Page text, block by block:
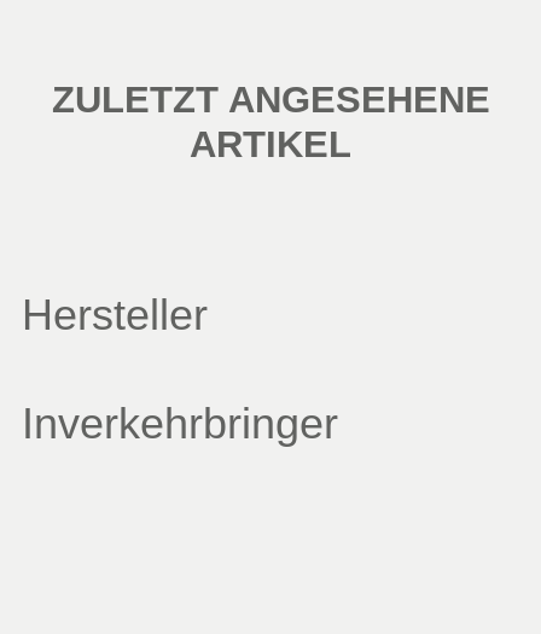
ZULETZT ANGESEHENE
ARTIKEL
Hersteller
Inverkehrbringer